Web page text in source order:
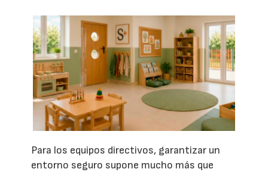
Para los equipos directivos, garantizar un
entorno seguro supone mucho más que